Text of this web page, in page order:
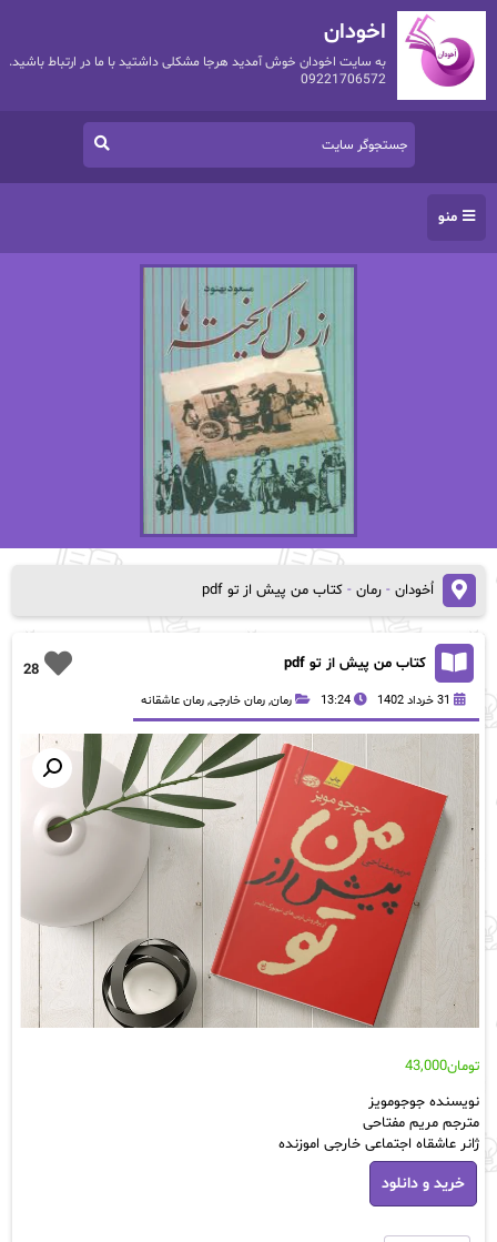
اخودان
به سایت اخودان خوش آمدید هرجا مشکلی داشتید با ما در ارتباط باشید.
09221706572
منو
اُخودان- رمان- کتاب من پیش از تو pdf
28 کتاب من پیش از تو pdf
31 خرداد 1402 13:24 رمان, رمان خارجی, رمان عاشقانه
تومان43,000
نویسنده جوجومویز
مترجم مریم مفتاحی
ژانر عاشقاه اجتماعی خارجی اموزنده
کتاب
من
پیش
خرید و دانلود